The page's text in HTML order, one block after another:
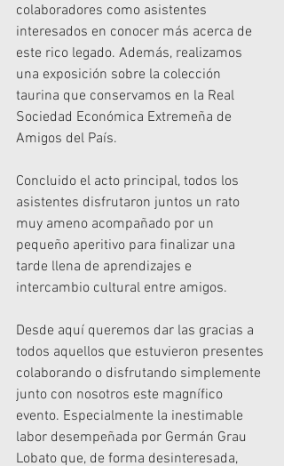
colaboradores como asistentes
interesados ​​en conocer más acerca de
este rico legado. Además, realizamos
una exposición sobre la colección
taurina que conservamos en la Real
Sociedad Económica Extremeña de
Amigos del País.
Concluido el acto principal, todos los
asistentes disfrutaron juntos un rato
muy ameno acompañado por un
pequeño aperitivo para finalizar una
tarde llena de aprendizajes e
intercambio cultural entre amigos.
Desde aquí queremos dar las gracias a
todos aquellos que estuvieron presentes
colaborando o disfrutando simplemente
junto con nosotros este magnífico
evento. Especialmente la inestimable
labor desempeñada por Germán Grau
Lobato que, de forma desinteresada,